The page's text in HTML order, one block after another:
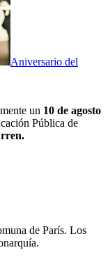
Aniversario del
un 10 de agosto
Pública de
de París. Los